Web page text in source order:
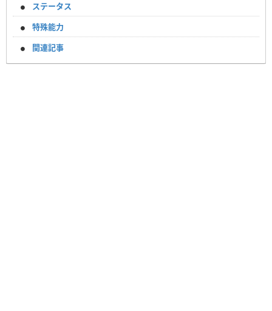
ステータス
特殊能力
関連記事